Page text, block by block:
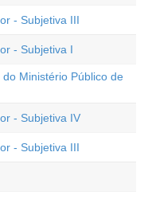
- Subjetiva III
- Subjetiva I
Ministério Público de
- Subjetiva IV
- Subjetiva III